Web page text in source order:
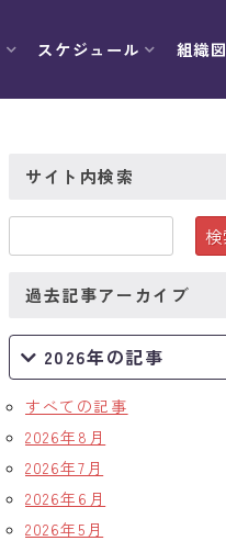
スケジュール 組織図
サイト内検索
過去記事アーカイブ
2026年の記事
すべての記事
2026年8月
2026年7月
2026年6月
2026年5月